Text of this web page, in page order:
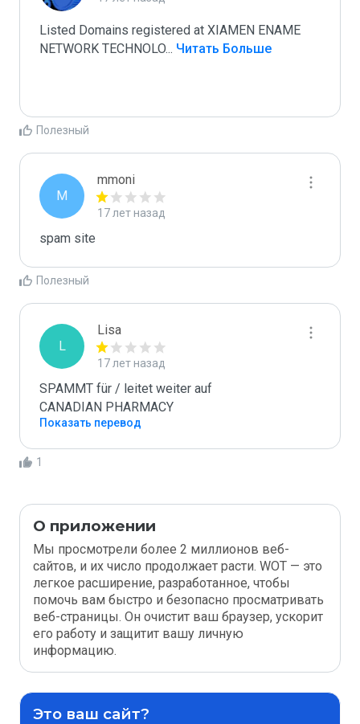
Listed Domains registered at XIAMEN ENAME
NETWORK TECHNOLO... Читать Больше
Полезный
M
mmoni
17 лет назад
spam site
Полезный
L
Lisa
17 лет назад
SPAMMT für / leitet weiter auf
CANADIAN PHARMACY
Показать перевод
1
О приложении
Мы просмотрели более 2 миллионов веб-
сайтов, и их число продолжает расти. WOT — это
легкое расширение, разработанное, чтобы
помочь вам быстро и безопасно просматривать
веб-страницы. Он очистит ваш браузер, ускорит
его работу и защитит вашу личную
информацию.
Это ваш сайт?